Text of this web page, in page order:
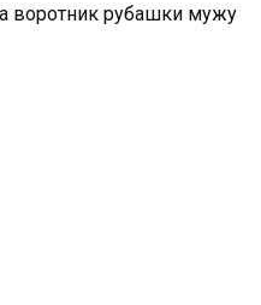
воротник рубашки мужу